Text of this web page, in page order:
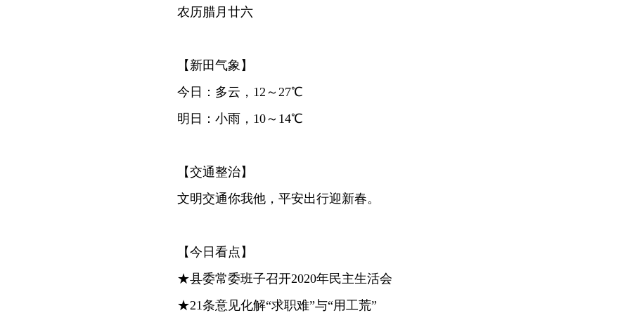
农历腊月廿六
【新田气象】
今日：多云，12～27℃
明日：小雨，10～14℃
【交通整治】
文明交通你我他，平安出行迎新春。
【今日看点】
★县委常委班子召开2020年民主生活会
★21条意见化解“求职难”与“用工荒”